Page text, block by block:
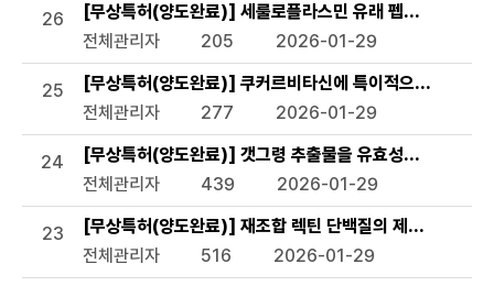
26
[무상특허(양도완료)] 세룰로플라스민 유래 펩타이드 및
전체관리자
205 2026-01-29
25
[무상특허(양도완료)] 쿠커르비타신에 특이적으로 결합하
전체관리자
277 2026-01-29
24
[무상특허(양도완료)] 갯그령 추출물을 유효성분으로 함유
전체관리자
439 2026-01-29
23
[무상특허(양도완료)] 재조합 렉틴 단백질의 제조방법 및
전체관리자
516 2026-01-29